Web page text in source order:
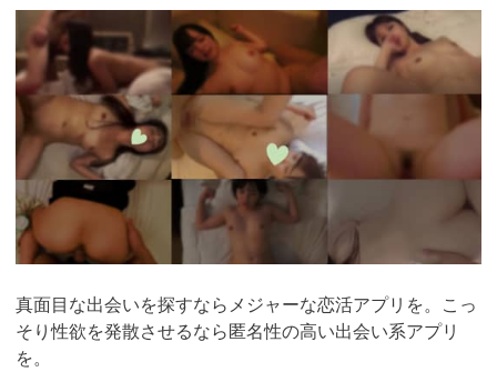
https://pcmax.jp/lp/?
ad_id=rm327007
真面目な出会いを探すならメジャーな恋活アプリを。こっ
そり性欲を発散させるなら匿名性の高い出会い系アプリ
を。